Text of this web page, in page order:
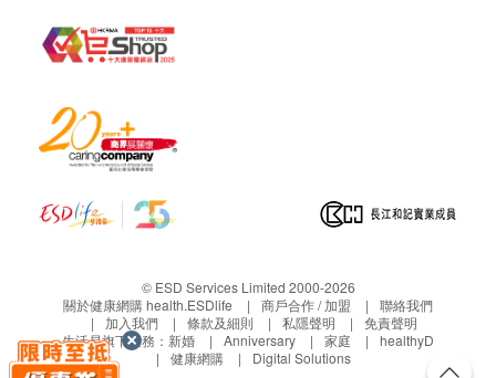
© ESD Services Limited 2000-2026
關於健康網購 health.ESDlife
商戶合作 / 加盟
聯絡我們
加入我們
條款及細則 私隱聲明
免責聲明
生活易旗下業務： 新婚 Anniversary 家庭
healthyD
健康網購
Digital Solutions